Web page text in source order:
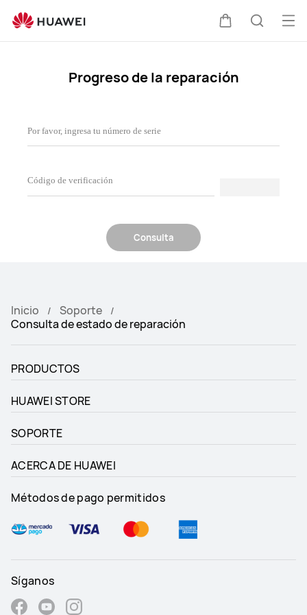
técnico
Progreso de la reparación
Consulta
Inicio
Soporte
Consulta de estado de reparación
PRODUCTOS
HUAWEI STORE
SOPORTE
ACERCA DE HUAWEI
Métodos de pago permitidos
Síganos